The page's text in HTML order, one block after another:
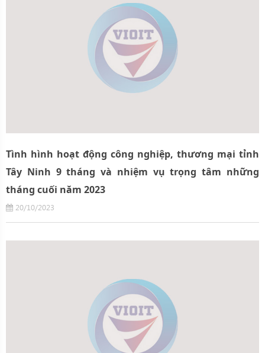
Tình hình hoạt động công nghiệp, thương mại tỉnh
Tây Ninh 9 tháng và nhiệm vụ trọng tâm những
tháng cuối năm 2023
20/10/2023